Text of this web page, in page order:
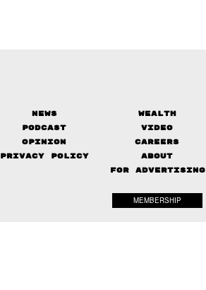
News Wealth
Podcast
Video
Opinion
Careers
Privacy Policy
About
FOR ADVERTISING
MEMBERSHIP